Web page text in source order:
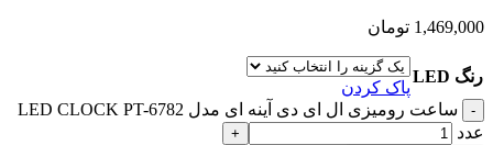
1,469,000 تومان
رنگ LED
پاک کردن
ساعت رومیزی ال ای دی آینه ای مدل LED CLOCK PT-6782
عدد